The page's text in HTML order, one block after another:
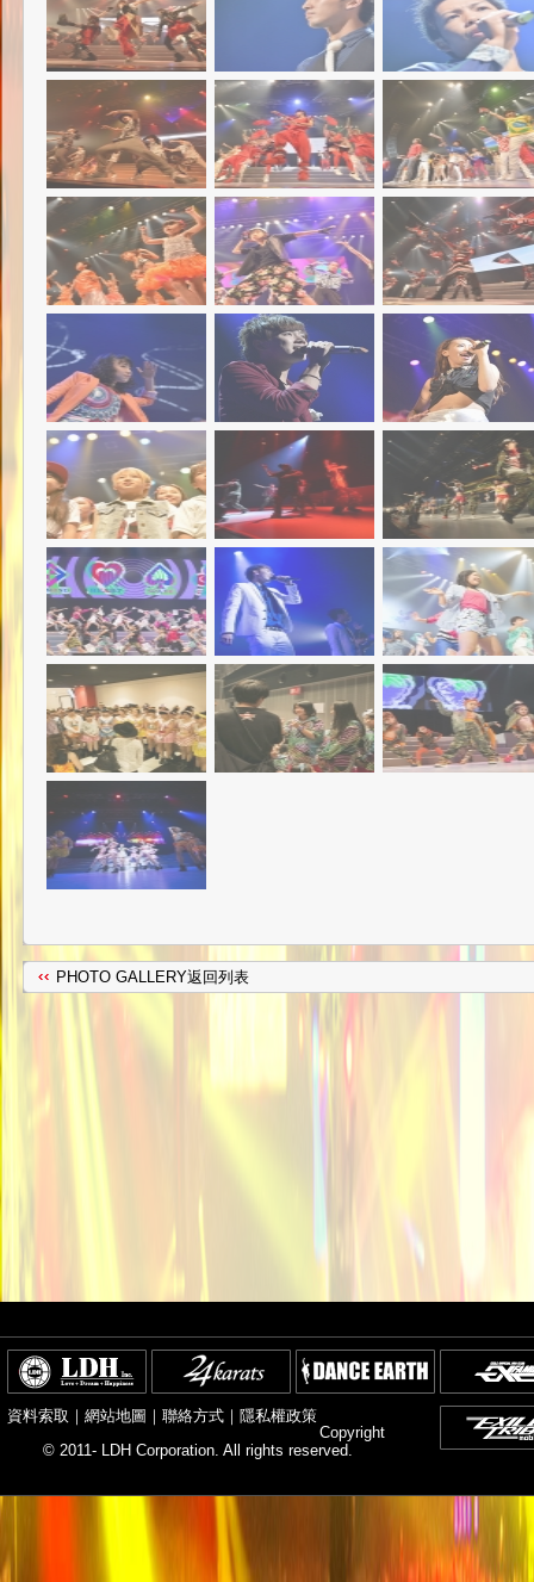
PHOTO GALLERY返回列表
資料索取 ｜ 網站地圖 ｜ 聯絡方式 ｜ 隱私權政策
Copyright
© 2011- LDH Corporation. All rights reserved.